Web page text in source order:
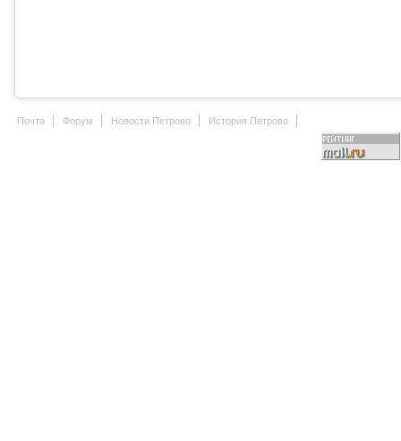
Почта Форум Новости Петрово История Петрово